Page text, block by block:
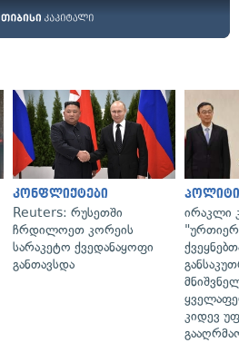
კონფლიქტები
Reuters: რუსეთში
ჩრდილოეთ კორეის
სარაკეტო ქვედანაყოფი
განთავსდა
ირაკლი
კიდევ